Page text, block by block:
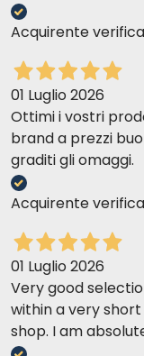
Acquirente
01 Luglio 2026
Ottimi i vostri
brand a prezzi
graditi gli omaggi.
Acquirente
01 Luglio 2026
Very good
within a very
shop. I am